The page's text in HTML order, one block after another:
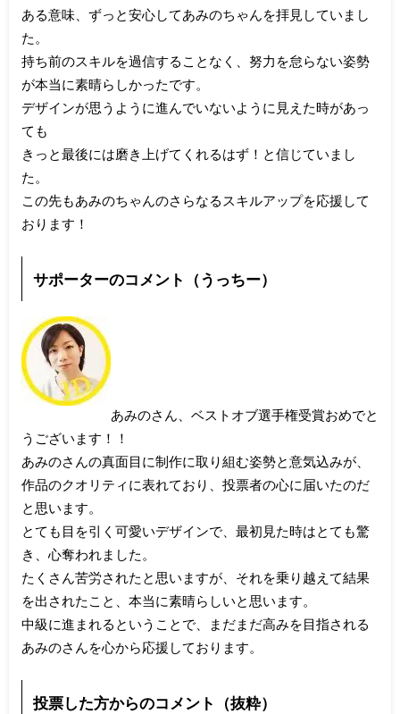
ある意味、ずっと安心してあみのちゃんを拝見していまし
た。
持ち前のスキルを過信することなく、努力を怠らない姿勢
が本当に素晴らしかったです。
デザインが思うように進んでいないように見えた時があっ
ても
きっと最後には磨き上げてくれるはず！と信じていまし
た。
この先もあみのちゃんのさらなるスキルアップを応援して
おります！
サポーターのコメント（うっちー）
あみのさん、ベストオブ選手権受賞おめでと
うございます！！
あみのさんの真面目に制作に取り組む姿勢と意気込みが、
作品のクオリティに表れており、投票者の心に届いたのだ
と思います。
とても目を引く可愛いデザインで、最初見た時はとても驚
き、心奪われました。
たくさん苦労されたと思いますが、それを乗り越えて結果
を出されたこと、本当に素晴らしいと思います。
中級に進まれるということで、まだまだ高みを目指される
あみのさんを心から応援しております。
投票した方からのコメント（抜粋）